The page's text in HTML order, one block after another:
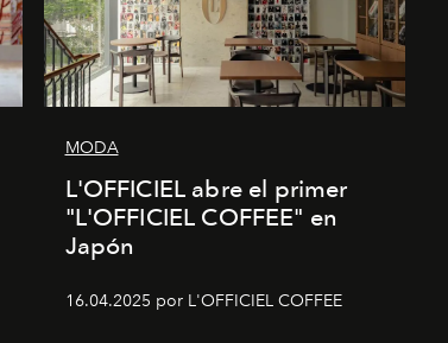
MODA
L'OFFICIEL abre el primer
"L'OFFICIEL COFFEE" en
Japón
16.04.2025 por L'OFFICIEL COFFEE